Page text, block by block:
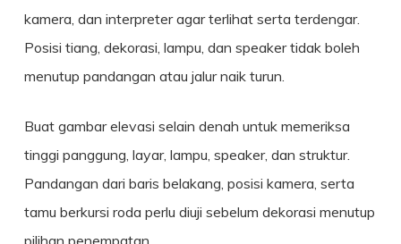
kamera, dan interpreter agar terlihat serta terdengar.
Posisi tiang, dekorasi, lampu, dan speaker tidak boleh
menutup pandangan atau jalur naik turun.
Buat gambar elevasi selain denah untuk memeriksa
tinggi panggung, layar, lampu, speaker, dan struktur.
Pandangan dari baris belakang, posisi kamera, serta
tamu berkursi roda perlu diuji sebelum dekorasi menutup
pilihan penempatan.